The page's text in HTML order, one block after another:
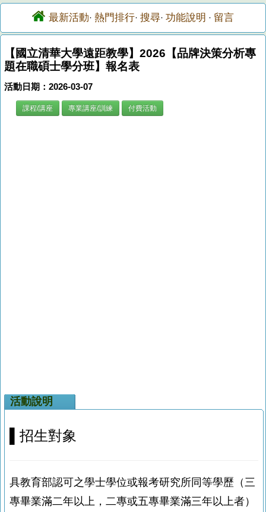
最新活動· 熱門排行· 搜尋· 功能說明 · 留言
【國立清華大學遠距教學】2026【品牌決策分析專
題在職碩士學分班】報名表
活動日期：2026-03-07
課程/講座 專業講座/訓練 付費活動
活動說明
招生對象
具教育部認可之學士學位或報考研究所同等學歷（三
專畢業滿二年以上，二專或五專畢業滿三年以上者）